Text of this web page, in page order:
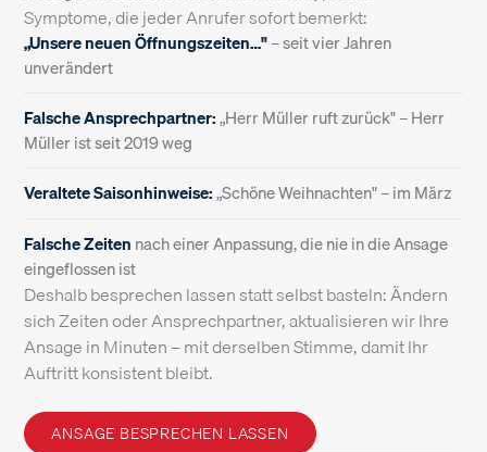
Symptome, die jeder Anrufer sofort bemerkt:
„Unsere neuen Öffnungszeiten…"– seit vier Jahren
unverändert
Falsche Ansprechpartner:„Herr Müller ruft zurück" – Herr
Müller ist seit 2019 weg
Veraltete Saisonhinweise:„Schöne Weihnachten" – im März
Falsche Zeiten nach einer Anpassung, die nie in die Ansage
eingeflossen ist
Deshalb besprechen lassen statt selbst basteln: Ändern
sich Zeiten oder Ansprechpartner, aktualisieren wir Ihre
Ansage in Minuten – mit derselben Stimme, damit Ihr
Auftritt konsistent bleibt.
ANSAGE BESPRECHEN LASSEN